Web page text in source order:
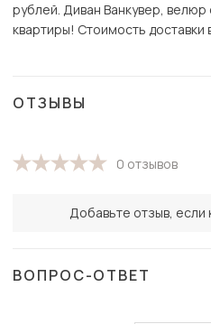
рублей. Диван Ванкувер,
квартиры! Стоимость доставки
ОТЗЫВЫ
0 отзывов
Добавьте отзыв, если
ВОПРОС-ОТВЕТ